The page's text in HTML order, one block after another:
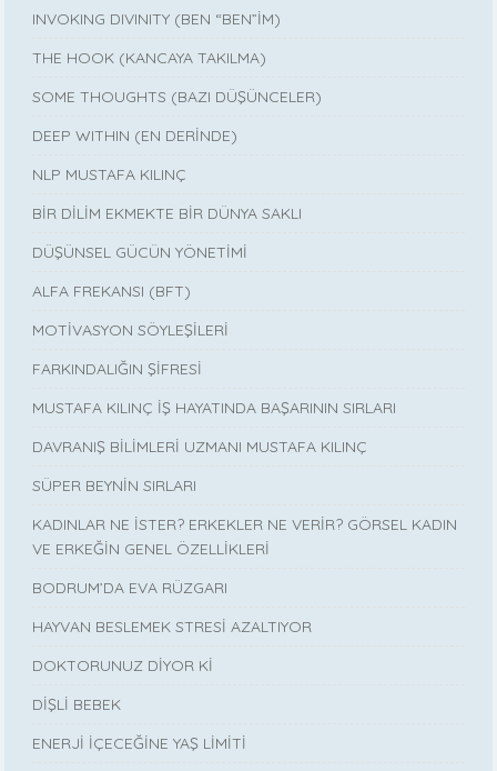
INVOKING DIVINITY (BEN “BEN”İM)
THE HOOK (KANCAYA TAKILMA)
SOME THOUGHTS (BAZI DÜŞÜNCELER)
DEEP WITHIN (EN DERİNDE)
NLP MUSTAFA KILINÇ
BİR DİLİM EKMEKTE BİR DÜNYA SAKLI
DÜŞÜNSEL GÜCÜN YÖNETİMİ
ALFA FREKANSI (BFT)
MOTİVASYON SÖYLEŞİLERİ
FARKINDALIĞIN ŞİFRESİ
MUSTAFA KILINÇ İŞ HAYATINDA BAŞARININ SIRLARI
DAVRANIŞ BİLİMLERİ UZMANI MUSTAFA KILINÇ
SÜPER BEYNİN SIRLARI
KADINLAR NE İSTER? ERKEKLER NE VERİR? GÖRSEL KADIN
VE ERKEĞİN GENEL ÖZELLİKLERİ
BODRUM’DA EVA RÜZGARI
HAYVAN BESLEMEK STRESİ AZALTIYOR
DOKTORUNUZ DİYOR Kİ
DİŞLİ BEBEK
ENERJİ İÇECEĞİNE YAŞ LİMİTİ